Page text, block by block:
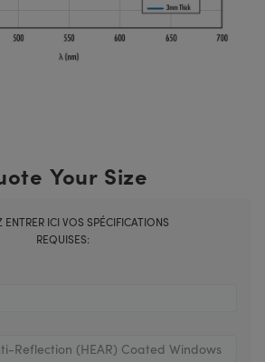
Your Size
ENTRER ICI VOS SPÉCIFICATIONS
REQUISES: